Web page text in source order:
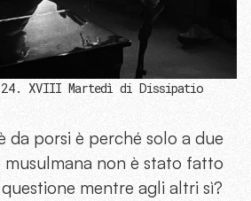
XVIII Martedì di Dissipatio
da porsi è perché solo a due
non è stato fatto
mentre agli altri sì?